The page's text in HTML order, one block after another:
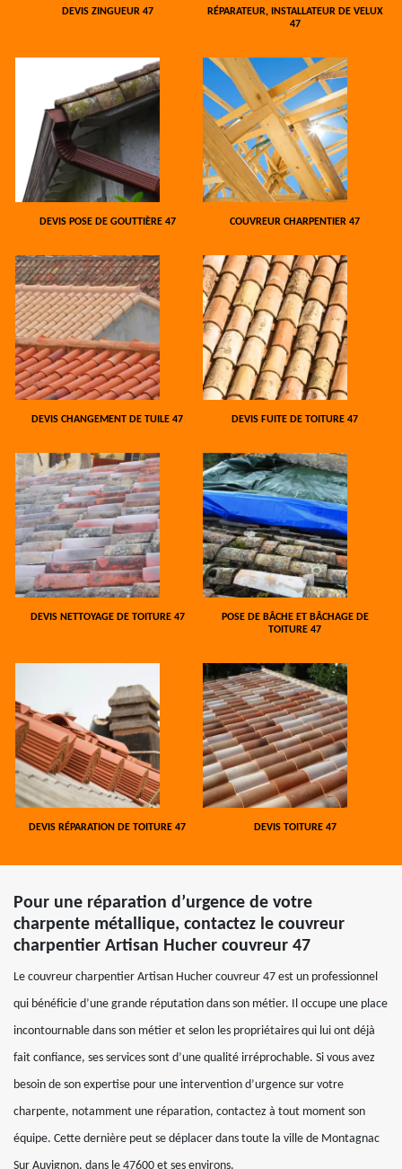
DEVIS ZINGUEUR 47
RÉPARATEUR, INSTALLATEUR DE VELUX
47
DEVIS POSE DE GOUTTIÈRE 47 COUVREUR CHARPENTIER 47
DEVIS CHANGEMENT DE TUILE 47 DEVIS FUITE DE TOITURE 47
DEVIS NETTOYAGE DE TOITURE 47
POSE DE BÂCHE ET BÂCHAGE DE
TOITURE 47
DEVIS RÉPARATION DE TOITURE 47 DEVIS TOITURE 47
Pour une réparation d’urgence de votre
charpente métallique, contactez le couvreur
charpentier Artisan Hucher couvreur 47
Le couvreur charpentier Artisan Hucher couvreur 47 est un professionnel
qui bénéficie d’une grande réputation dans son métier. Il occupe une place
incontournable dans son métier et selon les propriétaires qui lui ont déjà
fait confiance, ses services sont d’une qualité irréprochable. Si vous avez
besoin de son expertise pour une intervention d’urgence sur votre
charpente, notamment une réparation, contactez à tout moment son
équipe. Cette dernière peut se déplacer dans toute la ville de Montagnac
Sur Auvignon, dans le 47600 et ses environs.